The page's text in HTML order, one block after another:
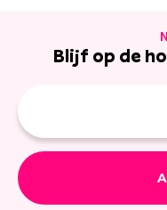
Blijf op de